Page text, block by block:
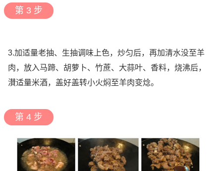
第 3 步
3.加适量老抽、生抽调味上色，炒匀后，再加清水没至羊
肉，放入马蹄、胡萝卜、竹蔗、大蒜叶、香料，烧沸后，
濽适量米酒，盖好盖转小火焖至羊肉变焾。
第 4 步